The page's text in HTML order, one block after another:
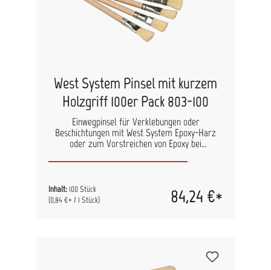
West System Pinsel mit kurzem
Holzgriff 100er Pack 803-100
Einwegpinsel für Verklebungen oder
Beschichtungen mit West System Epoxy-Harz
oder zum Vorstreichen von Epoxy bei
Inhalt: 100 Stück
(0,84 €* / 1 Stück)
84,24 €*